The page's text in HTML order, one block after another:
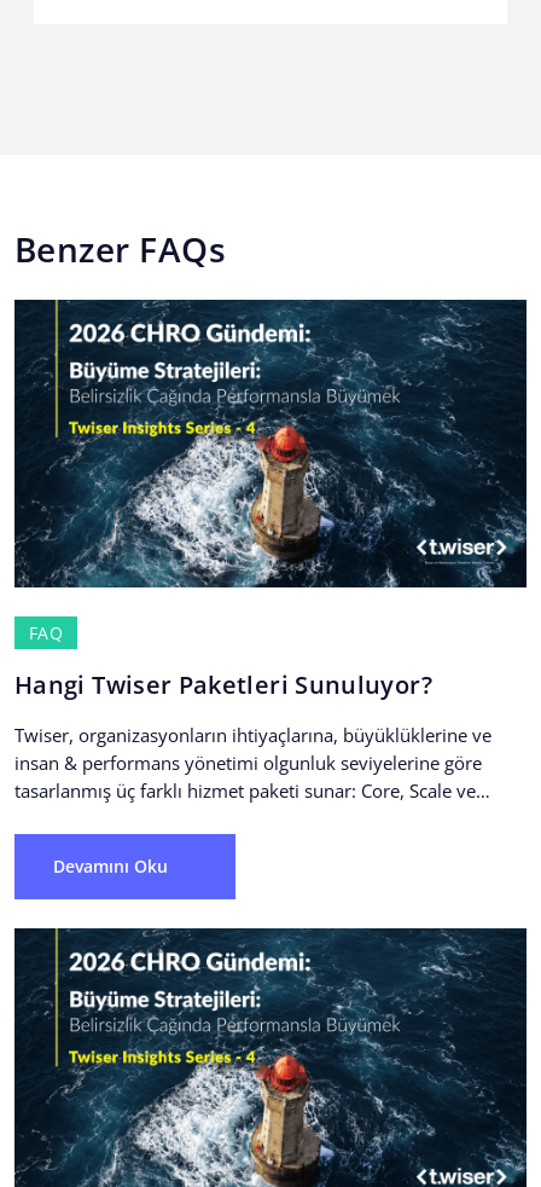
Benzer FAQs
FAQ
Hangi Twiser Paketleri Sunuluyor?
Twiser, organizasyonların ihtiyaçlarına, büyüklüklerine ve
insan & performans yönetimi olgunluk seviyelerine göre
tasarlanmış üç farklı hizmet paketi sunar: Core, Scale ve
Devamını Oku